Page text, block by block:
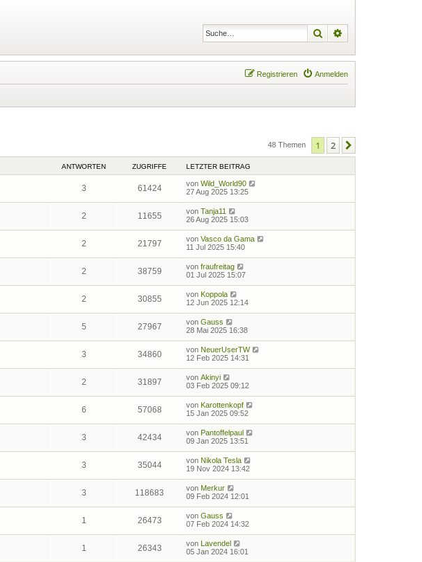
Suche
Anmelden
Registrieren
48 Themen 1 2
ANTWORTEN ZUGRIFFE LETZTER BEITRAG
3 61424 von Wild_World90
27 Aug 2025 13:25
2 11655 von Tanja11
26 Aug 2025 15:03
2 21797 von Vasco da Gama
11 Jul 2025 15:40
2 38759 von fraufreitag
01 Jul 2025 15:07
2 30855 von Koppola
12 Jun 2025 12:14
5 27967 von Gauss
28 Mai 2025 16:38
3 34860 von NeuerUserTW
12 Feb 2025 14:31
2 31897 von Akinyi
03 Feb 2025 09:12
6 57068 von Karottenkopf
15 Jan 2025 09:52
3 42434 von Pantoffelpaul
09 Jan 2025 13:51
3 35044 von Nikola Tesla
19 Nov 2024 13:42
3 118683 von Merkur
09 Feb 2024 12:01
1 26473 von Gauss
07 Feb 2024 14:32
1 26343 von Lavendel
05 Jan 2024 16:01